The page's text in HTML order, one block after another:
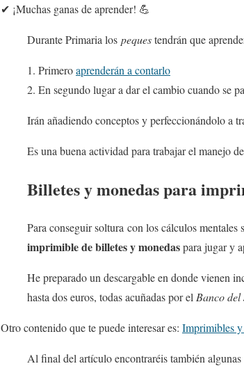
✔ ¡Muchas ganas de aprender! 💪
Durante Primaria los pequestendrán que
Primeroaprenderán a contarlo
En segundo lugar a dar el cambio cuando se
Irán añadiendo conceptos y perfeccionándolo a
Es una buena actividad para trabajar el manejo
Billetes y monedas para
Para conseguir soltura con los cálculos
imprimible de billetes y monedaspara jugar y
He preparado un descargable en donde vienen
hasta dos euros, todas acuñadas por el Banco
Otro contenido que te puede interesar es: Imprimibles y
Al final del artículo encontraréis también